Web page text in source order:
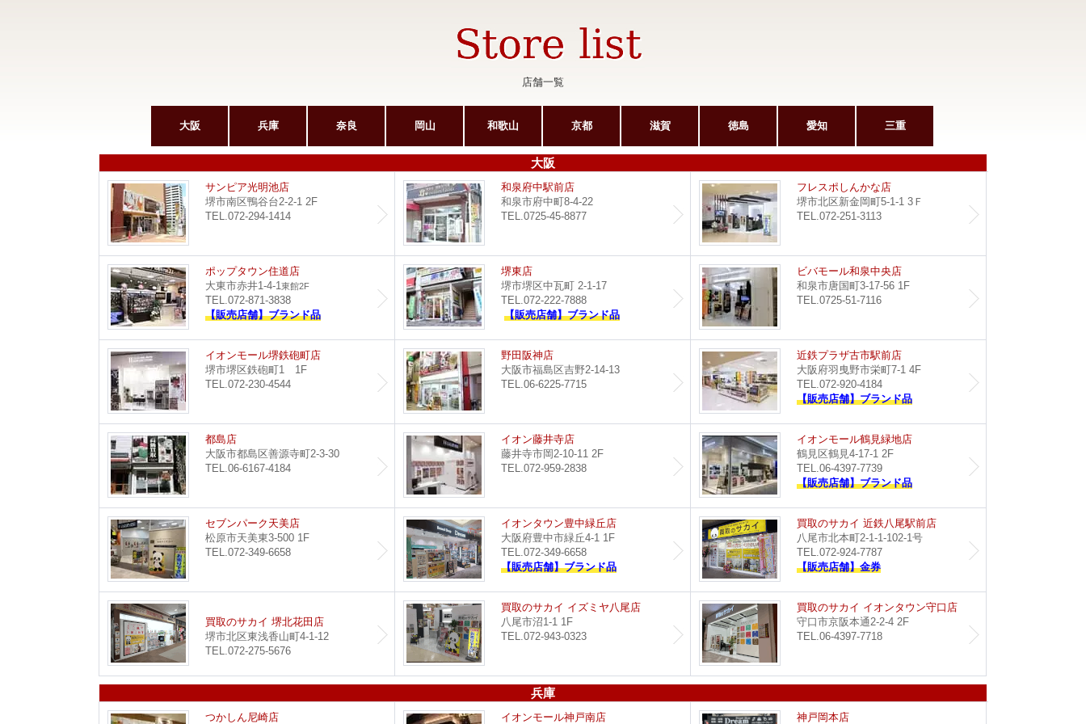
店舗一覧
大阪 兵庫 奈良 岡山 和歌山 京都 滋賀 徳島 愛知 三重
大阪
サンピア光明池店
堺市南区鴨谷台2-2-1 2F
TEL.072-294-1414
サンピア光明池店
和泉府中駅前店
和泉市府中町8-4-22
TEL.0725-45-8877
和泉府中駅前店
フレスポしんかな店
堺市北区新金岡町5-1-1 3Ｆ
TEL.072-251-3113
ポップタウン住道店
大東市赤井1-4-1東館2F
TEL.072-871-3838
【販売店舗】ブランド品
ポップタウン住道店
堺東店
堺市堺区中瓦町 2-1-17
TEL.072-222-7888
【販売店舗】ブランド品
堺東店
ビバモール和泉中央店
和泉市唐国町3-17-56 1F
TEL.0725-51-7116
イオンモール堺鉄砲町店
堺市堺区鉄砲町1 1F
TEL.072-230-4544
イオンモール堺鉄砲町店
野田阪神店
大阪市福島区吉野2-14-13
TEL.06-6225-7715
野田阪神店
近鉄プラザ古市駅前店
大阪府羽曳野市栄町7-1 4F
TEL.072-920-4184
【販売店舗】ブランド品
都島店
大阪市都島区善源寺町2-3-30
TEL.06-6167-4184
都島店
イオン藤井寺店
藤井寺市岡2-10-11 2F
TEL.072-959-2838
イオン藤井寺店
イオンモール鶴見緑地店
鶴見区鶴見4-17-1 2F
TEL.06-4397-7739
【販売店舗】ブランド品
セブンパーク天美店
松原市天美東3-500 1F
TEL.072-349-6658
セブンパーク天美店
イオンタウン豊中緑丘店
大阪府豊中市緑丘4-1 1F
TEL.072-349-6658
【販売店舗】ブランド品
Dream イオンタウン豊中緑丘店
買取のサカイ 近鉄八尾駅前店
八尾市北本町2-1-1-102-1号
TEL.072-924-7787
【販売店舗】金券
買取のサカイ 堺北花田店
堺市北区東浅香山町4-1-12
TEL.072-275-5676
買取のサカイ 堺北花田店
買取のサカイ イズミヤ八尾店
八尾市沼1-1 1F
TEL.072-943-0323
買取のサカイ イズミヤ八尾店
買取のサカイ イオンタウン守口店
守口市京阪本通2-2-4 2F
TEL.06-4397-7718
兵庫
つかしん尼崎店
つかしん尼崎店
イオンモール神戸南店
イオンモール神戸南店
神戸岡本店